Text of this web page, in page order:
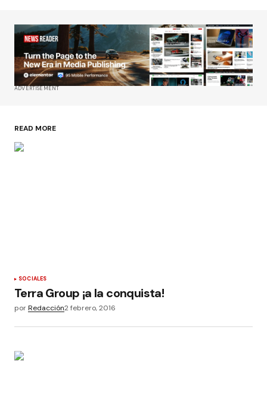
ADVERTISEMENT
READ MORE
SOCIALES
Terra Group ¡a la conquista!
porRedacción2 febrero, 2016